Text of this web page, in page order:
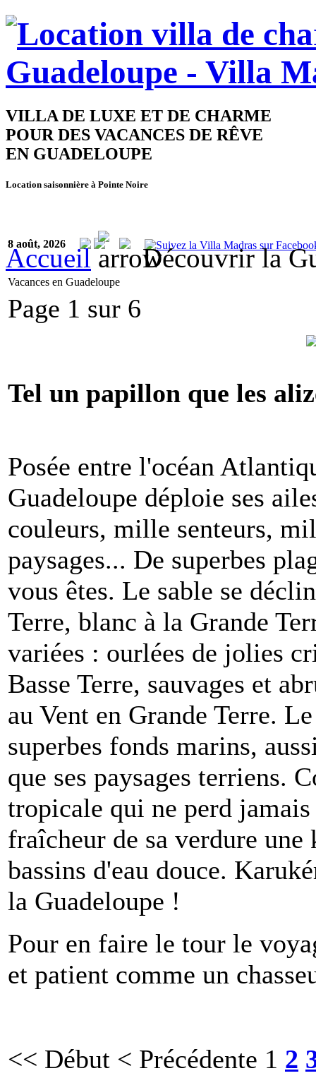
VILLA DE LUXE ET DE CHARME
POUR DES VACANCES DE RÊVE
EN GUADELOUPE
Location saisonnière à Pointe Noire
8 août, 2026
Accueil Découvrir la
Vacances en Guadeloupe
Page 1 sur 6
Tel un papillon que les
Posée entre l'océan
Guadeloupe déploie ses
couleurs, mille senteurs,
paysages... De superbes
vous êtes. Le sable se
Terre, blanc à la Grande
variées : ourlées de jolies
Basse Terre, sauvages et
au Vent en Grande Terre.
superbes fonds marins,
que ses paysages terriens.
tropicale qui ne perd
fraîcheur de sa verdure une
bassins d'eau douce.
la Guadeloupe !
Pour en faire le tour le
et patient comme un
<< Début < Précédente 1 2